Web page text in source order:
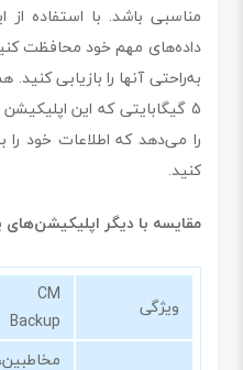
مناسبی باشد. با استفاده از
داده‌های مهم خود محافظت
به‌راحتی آنها را بازیابی
5 گیگابایتی که این
را می‌دهد که اطلاعات خود را
کنید.
مقایسه با دیگر
ویژگی
CM
Backup
مخاطبین،